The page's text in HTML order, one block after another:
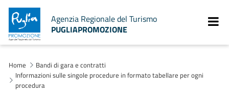
Agenzia Regionale del Turismo
PUGLIAPROMOZIONE
Home
Bandi di gara e contratti
Informazioni sulle singole procedure in formato tabellare per ogni
procedura